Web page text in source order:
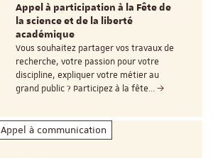
Appel à participation à la Fête de
la science et de la liberté
académique
Vous souhaitez partager vos travaux de
recherche, votre passion pour votre
discipline, expliquer votre métier au
grand public ? Participez à la fête…
Appel à communication